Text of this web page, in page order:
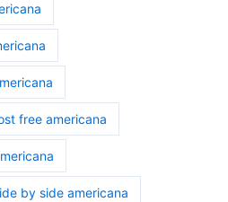
free americana
by side americana